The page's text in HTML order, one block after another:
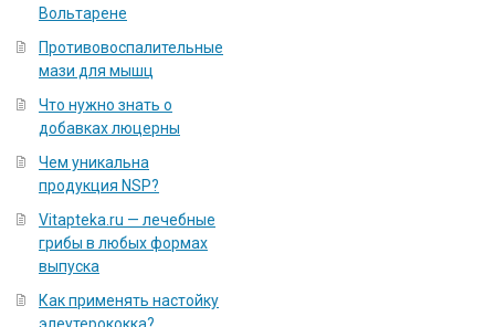
Вольтарене
Противовоспалительные
мази для мышц
Что нужно знать о
добавках люцерны
Чем уникальна
продукция NSP?
Vitapteka.ru — лечебные
грибы в любых формах
выпуска
Как применять настойку